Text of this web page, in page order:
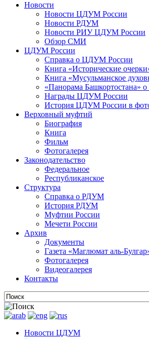
Новости
Новости ЦДУМ России
Новости РДУМ
Новости РИУ ЦДУМ России
Обзор СМИ
ЦДУМ России
Справка о ЦДУМ России
Книга «Исторические
Книга «Мусульманское
«Панорама Башкортостана»
Награды ЦДУМ России
История ЦДУМ России в
Верховный муфтий
Биография
Книга
Фильм
Фотогалерея
Законодательство
Федеральное
Республиканское
Структура
Справка о РДУМ
История РДУМ
Муфтии России
Мечети России
Архив
Документы
Газета «Маглюмат аль-
Фотогалерея
Видеогалерея
Контакты
Новости ЦДУМ